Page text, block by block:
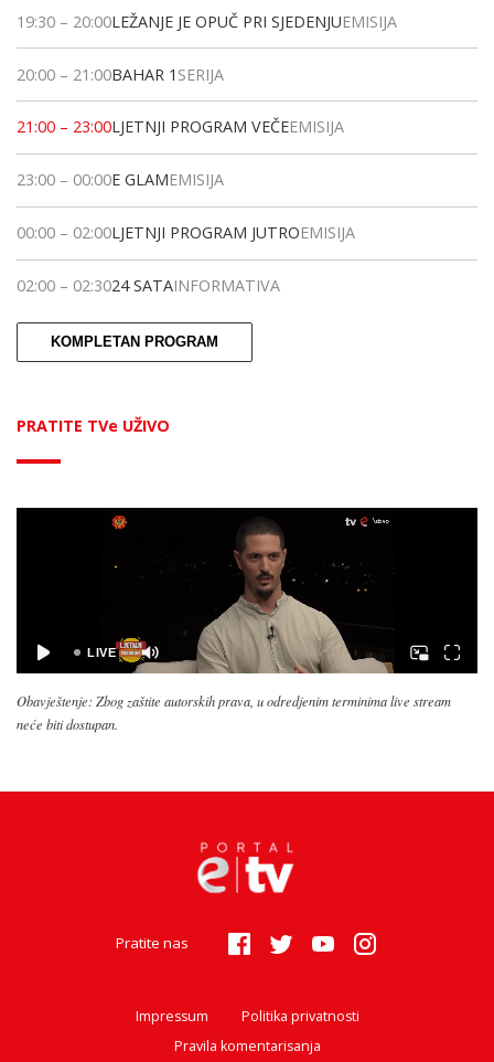
19:30 – 20:00LEŽANJE JE OPUČ PRI SJEDENJUEMISIJA
20:00 – 21:00BAHAR 1 SERIJA
21:00 – 23:00LJETNJI PROGRAM VEČEEMISIJA
23:00 – 00:00E GLAMEMISIJA
00:00 – 02:00LJETNJI PROGRAM JUTROEMISIJA
02:00 – 02:3024 SATAINFORMATIVA
KOMPLETAN PROGRAM
PRATITE TVe UŽIVO
Obavještenje: Zbog zaštite autorskih prava, u odredjenim terminima live stream
neće biti dostupan.
Pratite nas
Impressum
Politika privatnosti
Pravila komentarisanja